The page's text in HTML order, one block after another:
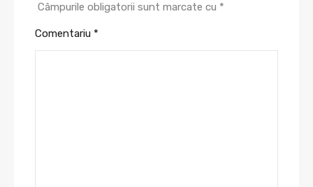
Câmpurile obligatorii sunt marcate cu *
Comentariu *